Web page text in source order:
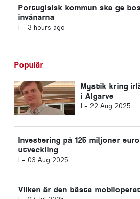
Portugisisk kommun ska ge
invånarna
I - 3 hours ago
Populär
Mystik kring
i Algarve
I - 22 Aug 2025
Investering på 125 miljoner
utveckling
I - 03 Aug 2025
Vilken är den bästa